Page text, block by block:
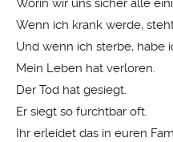
Worin wir uns sicher alle
Wenn ich krank werde,
Und wenn ich sterbe, habe
Mein Leben hat verloren.
Der Tod hat gesiegt.
Er siegt so furchtbar oft.
Ihr erleidet das in euren